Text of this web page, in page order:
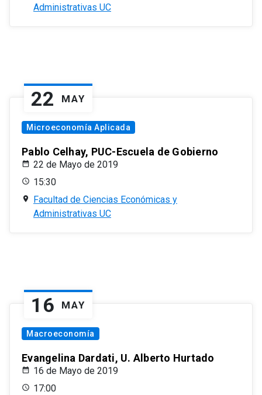
Administrativas UC
22 MAY
Microeconomía Aplicada
Pablo Celhay, PUC-Escuela de Gobierno
22 de Mayo de 2019
15:30
Facultad de Ciencias Económicas y
Administrativas UC
16 MAY
Macroeconomía
Evangelina Dardati, U. Alberto Hurtado
16 de Mayo de 2019
17:00